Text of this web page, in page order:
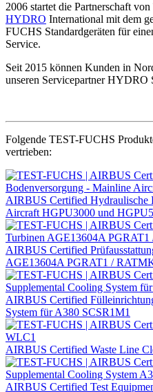
2006 startet die Partnerschaft
HYDRO International mit dem
FUCHS Standardgeräten für
Service.
Seit 2015 können Kunden in
unseren Servicepartner HYDRO
Folgende TEST-FUCHS
vertrieben:
AIRBUS Certified Hydraulische
Aircraft HGPU3000 und
AIRBUS Certified
AGE13604A PGRAT1 /
AIRBUS Certified
System für A380 SCSR1M1
AIRBUS Certified Waste Line
AIRBUS Certified Test